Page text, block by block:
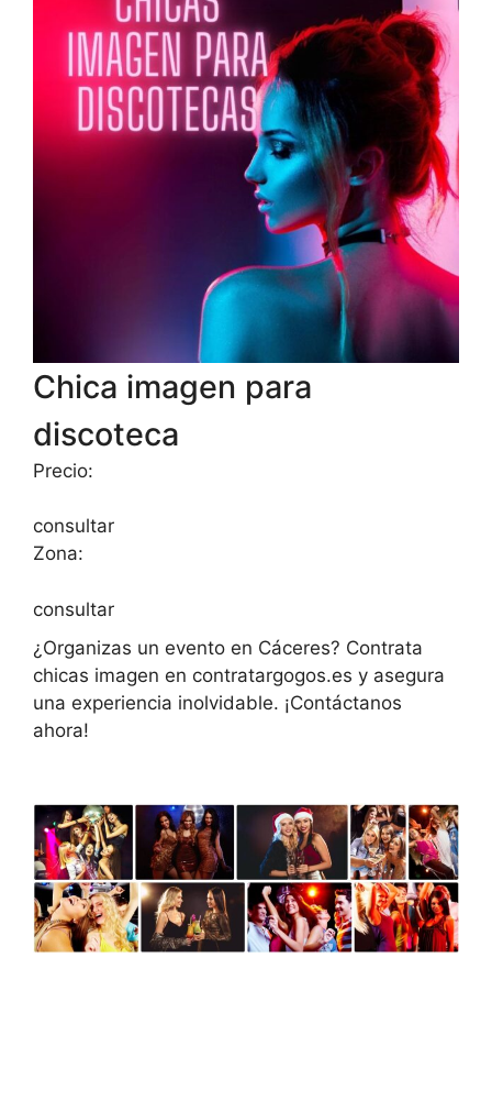
Chica imagen para
discoteca
Precio:
consultar
Zona:
consultar
¿Organizas un evento en Cáceres? Contrata
chicas imagen en contratargogos.es y asegura
una experiencia inolvidable. ¡Contáctanos
ahora!